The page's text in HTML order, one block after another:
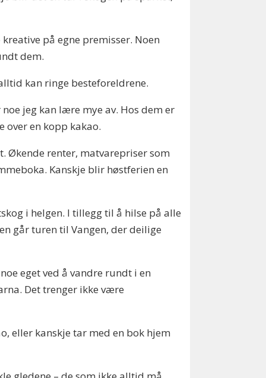
på egne premisser. Noen
dem.
kan ringe besteforeldrene.
jeg kan lære mye av. Hos dem er
over en kopp kakao.
Økende renter, matvarepriser som
Kanskje blir høstferien en
i helgen. I tillegg til å hilse på alle
går turen til Vangen, der deilige
eget ved å vandre rundt i en
Det trenger ikke være
eller kanskje tar med en bok hjem